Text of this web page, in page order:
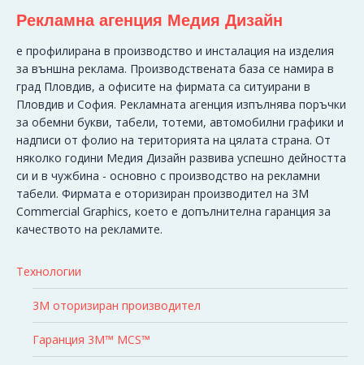
Рекламна агенция Медия Дизайн
e профилирана в производство и инсталация на изделия
за външна реклама. Производствената база се намира в
град Пловдив, а офисите на фирмата са ситуирани в
Пловдив и София. Рекламната агенция изпълнява поръчки
за обемни букви, табели, тотеми, автомобилни графики и
надписи от фолио на територията на цялата страна. От
няколко години Медия Дизайн развива успешно дейността
си и в чужбина - основно с производство на рекламни
табели. Фирмата е оторизиран производител на 3M
Commercial Graphics, което е допълнителна гаранция за
качеството на рекламите.
Технологии
3M оторизиран производител
Гаранция 3M™ MCS™